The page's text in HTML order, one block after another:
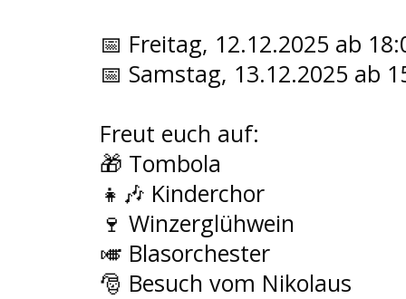
📅 Freitag, 12.12.2025 ab
📅 Samstag, 13.12.2025 ab
Freut euch auf:
🎁 Tombola
👧 🎶 Kinderchor
🍷 Winzerglühwein
🎺 Blasorchester
🎅 Besuch vom Nikolaus